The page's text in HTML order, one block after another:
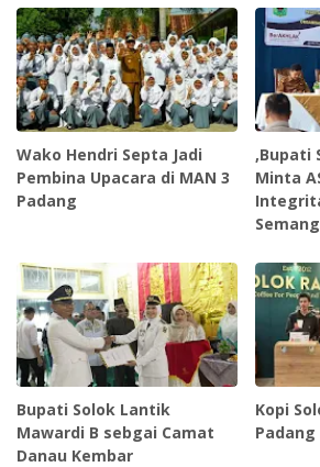
Wako Hendri Septa Jadi
Pembina Upacara di MAN 3
Padang
,Bupati
Minta
Bupati Solok Lantik
Mawardi B sebgai Camat
Danau Kembar
Kopi
Padang